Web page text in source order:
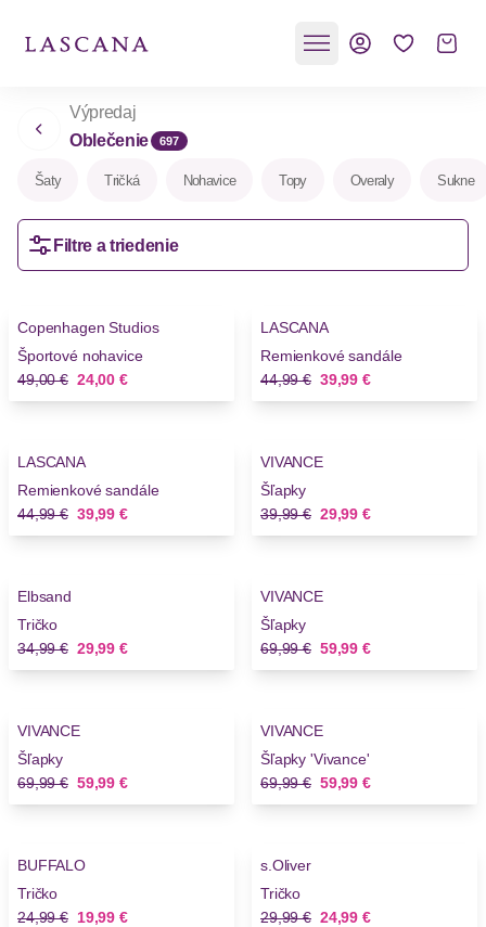
Výpredaj
Oblečenie
697
Šaty Tričká Nohavice Topy Overaly Sukne
Filtre a triedenie
Novinky
Copenhagen Studios
Športové nohavice
Stará cena
49,00 € Nová cena
24,00 €
Novinky
LASCANA
Remienkové sandále
Stará cena
44,99 € Nová cena
39,99 €
Novinky
LASCANA
Remienkové sandále
Stará cena
44,99 € Nová cena
39,99 €
VIVANCE
Šľapky
Stará cena
39,99 € Nová cena
29,99 €
Elbsand
Tričko
Stará cena
34,99 € Nová cena
29,99 €
VIVANCE
Šľapky
Stará cena
69,99 € Nová cena
59,99 €
VIVANCE
Šľapky
Stará cena
69,99 € Nová cena
59,99 €
VIVANCE
Šľapky 'Vivance'
Stará cena
69,99 € Nová cena
59,99 €
BUFFALO
Tričko
Stará cena
24,99 € Nová cena
19,99 €
s.Oliver
Tričko
Stará cena
29,99 € Nová cena
24,99 €